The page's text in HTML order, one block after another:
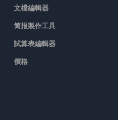
文檔編輯器
简报製作工具
試算表編輯器
價格